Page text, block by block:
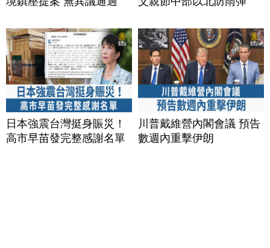
日本強震台灣挺身賑災！
高市早苗發完整感謝名單
川普戴維營內閣會議 預告
數週內重擊伊朗